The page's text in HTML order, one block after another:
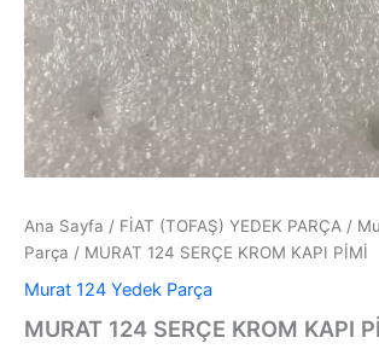
Ana Sayfa / FİAT (TOFAŞ) YEDEK PARÇA /
Parça / MURAT 124 SERÇE KROM KAPI PİMİ
Murat 124 Yedek Parça
MURAT 124 SERÇE KROM KAPI